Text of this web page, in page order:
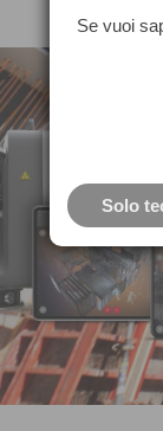
Se vuoi
Solo